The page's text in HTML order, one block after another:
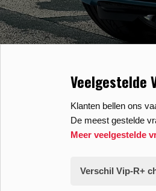
Veelgestelde
Klanten bellen ons
De meest gestelde
Meer veelgestelde
Verschil Vip-R+